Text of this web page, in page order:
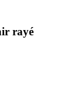
rayé